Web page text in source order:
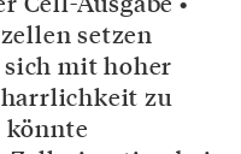
setzen
mit hoher
zu
könnte